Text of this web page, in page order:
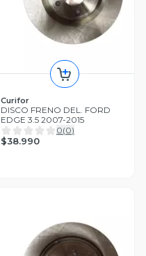
Curifor
DISCO FRENO DEL. FORD
EDGE 3.5 2007-2015
0(0)
$38.990